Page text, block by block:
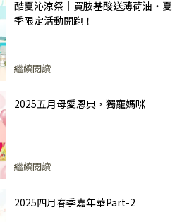
酷夏沁涼祭｜買胺基酸送薄荷油・夏
季限定活動開跑！
繼續閱讀
2025五月母愛恩典，獨寵媽咪
繼續閱讀
2025四月春季嘉年華Part-2